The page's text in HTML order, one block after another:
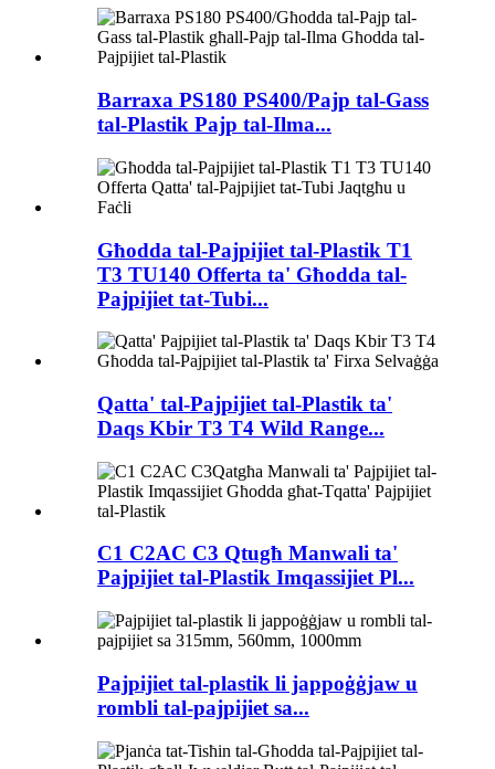
Barraxa PS180 PS400/Pajp tal-Gass
tal-Plastik Pajp tal-Ilma...
Għodda tal-Pajpijiet tal-Plastik T1
T3 TU140 Offerta ta' Għodda tal-
Pajpijiet tat-Tubi...
Qatta' tal-Pajpijiet tal-Plastik ta'
Daqs Kbir T3 T4 Wild Range...
C1 C2AC C3 Qtugħ Manwali ta'
Pajpijiet tal-Plastik Imqassijiet Pl...
Pajpijiet tal-plastik li jappoġġjaw u
rombli tal-pajpijiet sa...